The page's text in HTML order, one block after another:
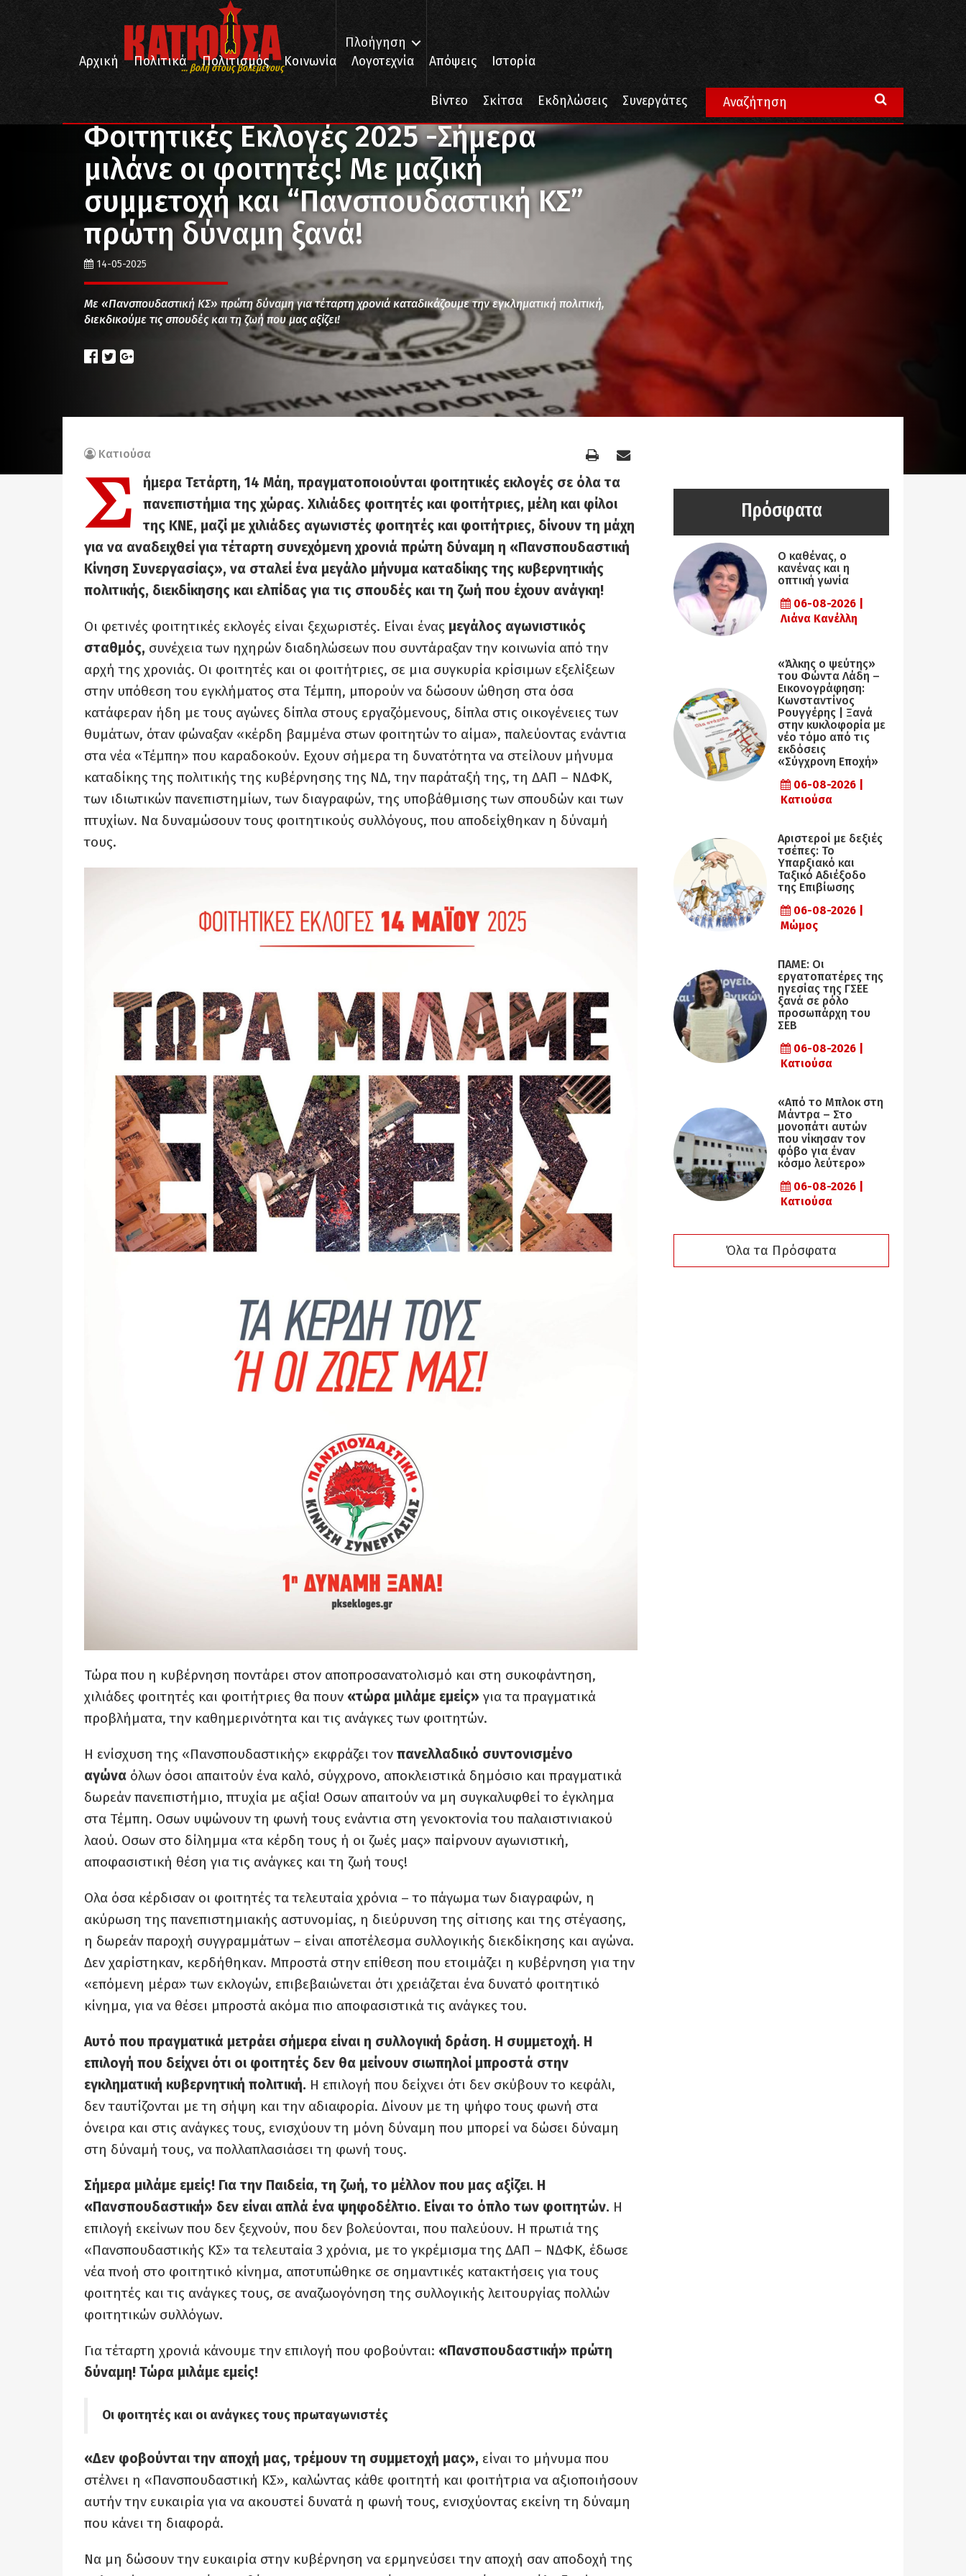
... βολή στους βολεμένους
Πλοήγηση
Αρχική
Πολιτικά Πολιτισμός Κοινωνία Λογοτεχνία Απόψεις Ιστορία
Βίντεο Σκίτσα Εκδηλώσεις Συνεργάτες
Κοινωνία Φοιτητικές Εκλογές 2025 -Σήμερα μιλάνε οι φοιτητές! Με μαζική συμμετοχή και “Πανσπουδαστική ΚΣ” πρώτη δύναμη ξανά!
Φοιτητικές Εκλογές 2025 -Σήμερα
μιλάνε οι φοιτητές! Με μαζική
συμμετοχή και “Πανσπουδαστική ΚΣ”
πρώτη δύναμη ξανά!
14-05-2025
Με «Πανσπουδαστική ΚΣ» πρώτη δύναμη για τέταρτη χρονιά καταδικάζουμε την εγκληματική πολιτική,
διεκδικούμε τις σπουδές και τη ζωή που μας αξίζει!
Κατιούσα
Σ
ήμερα Τετάρτη, 14 Μάη, πραγματοποιούνται φοιτητικές εκλογές σε όλα τα
πανεπιστήμια της χώρας. Χιλιάδες φοιτητές και φοιτήτριες, μέλη και φίλοι
της ΚΝΕ, μαζί με χιλιάδες αγωνιστές φοιτητές και φοιτήτριες, δίνουν τη μάχη
για να αναδειχθεί για τέταρτη συνεχόμενη χρονιά πρώτη δύναμη η «Πανσπουδαστική
Κίνηση Συνεργασίας», να σταλεί ένα μεγάλο μήνυμα καταδίκης της κυβερνητικής
πολιτικής, διεκδίκησης και ελπίδας για τις σπουδές και τη ζωή που έχουν ανάγκη!
Οι φετινές φοιτητικές εκλογές είναι ξεχωριστές. Είναι ένας μεγάλος αγωνιστικός
σταθμός, συνέχεια των ηχηρών διαδηλώσεων που συντάραξαν την κοινωνία από την
αρχή της χρονιάς. Οι φοιτητές και οι φοιτήτριες, σε μια συγκυρία κρίσιμων εξελίξεων
στην υπόθεση του εγκλήματος στα Τέμπη, μπορούν να δώσουν ώθηση στα όσα
κατάφεραν ήδη με τους αγώνες δίπλα στους εργαζόμενους, δίπλα στις οικογένειες των
θυμάτων, όταν φώναξαν «κέρδη βαμμένα στων φοιτητών το αίμα», παλεύοντας ενάντια
στα νέα «Τέμπη» που καραδοκούν. Εχουν σήμερα τη δυνατότητα να στείλουν μήνυμα
καταδίκης της πολιτικής της κυβέρνησης της ΝΔ, την παράταξή της, τη ΔΑΠ – ΝΔΦΚ,
των ιδιωτικών πανεπιστημίων, των διαγραφών, της υποβάθμισης των σπουδών και των
πτυχίων. Να δυναμώσουν τους φοιτητικούς συλλόγους, που αποδείχθηκαν η δύναμή
τους.
Τώρα που η κυβέρνηση ποντάρει στον αποπροσανατολισμό και στη συκοφάντηση,
χιλιάδες φοιτητές και φοιτήτριες θα πουν «τώρα μιλάμε εμείς» για τα πραγματικά
προβλήματα, την καθημερινότητα και τις ανάγκες των φοιτητών.
Η ενίσχυση της «Πανσπουδαστικής» εκφράζει τον πανελλαδικό συντονισμένο
αγώνα όλων όσοι απαιτούν ένα καλό, σύγχρονο, αποκλειστικά δημόσιο και πραγματικά
δωρεάν πανεπιστήμιο, πτυχία με αξία! Οσων απαιτούν να μη συγκαλυφθεί το έγκλημα
στα Τέμπη. Οσων υψώνουν τη φωνή τους ενάντια στη γενοκτονία του παλαιστινιακού
λαού. Οσων στο δίλημμα «τα κέρδη τους ή οι ζωές μας» παίρνουν αγωνιστική,
αποφασιστική θέση για τις ανάγκες και τη ζωή τους!
Ολα όσα κέρδισαν οι φοιτητές τα τελευταία χρόνια – το πάγωμα των διαγραφών, η
ακύρωση της πανεπιστημιακής αστυνομίας, η διεύρυνση της σίτισης και της στέγασης,
η δωρεάν παροχή συγγραμμάτων – είναι αποτέλεσμα συλλογικής διεκδίκησης και αγώνα.
Δεν χαρίστηκαν, κερδήθηκαν. Μπροστά στην επίθεση που ετοιμάζει η κυβέρνηση για την
«επόμενη μέρα» των εκλογών, επιβεβαιώνεται ότι χρειάζεται ένα δυνατό φοιτητικό
κίνημα, για να θέσει μπροστά ακόμα πιο αποφασιστικά τις ανάγκες του.
Αυτό που πραγματικά μετράει σήμερα είναι η συλλογική δράση. Η συμμετοχή. Η
επιλογή που δείχνει ότι οι φοιτητές δεν θα μείνουν σιωπηλοί μπροστά στην
εγκληματική κυβερνητική πολιτική. Η επιλογή που δείχνει ότι δεν σκύβουν το κεφάλι,
δεν ταυτίζονται με τη σήψη και την αδιαφορία. Δίνουν με τη ψήφο τους φωνή στα
όνειρα και στις ανάγκες τους, ενισχύουν τη μόνη δύναμη που μπορεί να δώσει δύναμη
στη δύναμή τους, να πολλαπλασιάσει τη φωνή τους.
Σήμερα μιλάμε εμείς! Για την Παιδεία, τη ζωή, το μέλλον που μας αξίζει. Η
«Πανσπουδαστική» δεν είναι απλά ένα ψηφοδέλτιο. Είναι το όπλο των φοιτητών. Η
επιλογή εκείνων που δεν ξεχνούν, που δεν βολεύονται, που παλεύουν. Η πρωτιά της
«Πανσπουδαστικής ΚΣ» τα τελευταία 3 χρόνια, με το γκρέμισμα της ΔΑΠ – ΝΔΦΚ, έδωσε
νέα πνοή στο φοιτητικό κίνημα, αποτυπώθηκε σε σημαντικές κατακτήσεις για τους
φοιτητές και τις ανάγκες τους, σε αναζωογόνηση της συλλογικής λειτουργίας πολλών
φοιτητικών συλλόγων.
Για τέταρτη χρονιά κάνουμε την επιλογή που φοβούνται: «Πανσπουδαστική» πρώτη
δύναμη! Τώρα μιλάμε εμείς!
Οι φοιτητές και οι ανάγκες τους πρωταγωνιστές
«Δεν φοβούνται την αποχή μας, τρέμουν τη συμμετοχή μας», είναι το μήνυμα που
στέλνει η «Πανσπουδαστική ΚΣ», καλώντας κάθε φοιτητή και φοιτήτρια να αξιοποιήσουν
αυτήν την ευκαιρία για να ακουστεί δυνατά η φωνή τους, ενισχύοντας εκείνη τη δύναμη
που κάνει τη διαφορά.
Να μη δώσουν την ευκαιρία στην κυβέρνηση να ερμηνεύσει την αποχή σαν αποδοχή της
Πρόσφατα
Ο καθένας, ο
κανένας και η
οπτική γωνία
06-08-2026 |
Λιάνα Κανέλλη
«Άλκης ο ψεύτης»
του Φώντα Λάδη –
Εικονογράφηση:
Κωνσταντίνος
Ρουγγέρης | Ξανά
στην κυκλοφορία με
νέο τόμο από τις
εκδόσεις
«Σύγχρονη Εποχή»
06-08-2026 |
Κατιούσα
Αριστεροί με δεξιές
τσέπες: Το
Υπαρξιακό και
Ταξικό Αδιέξοδο
της Επιβίωσης
06-08-2026 |
Μώμος
ΠΑΜΕ: Οι
εργατοπατέρες της
ηγεσίας της ΓΣΕΕ
ξανά σε ρόλο
προσωπάρχη του
ΣΕΒ
06-08-2026 |
Κατιούσα
«Από το Μπλοκ στη
Μάντρα – Στο
μονοπάτι αυτών
που νίκησαν τον
φόβο για έναν
κόσμο λεύτερο»
06-08-2026 |
Κατιούσα
Όλα τα Πρόσφατα